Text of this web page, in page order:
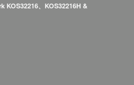
、KOS32216H &